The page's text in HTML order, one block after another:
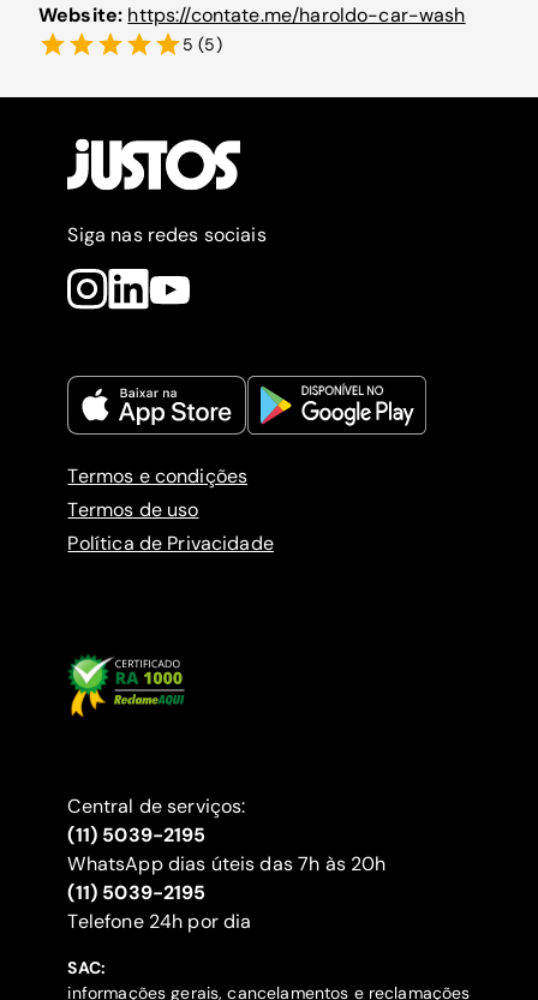
Website: https://contate.me/haroldo-car-wash
5 (5)
Siga nas redes sociais
Termos e condições
Termos de uso
Política de Privacidade
Central de serviços:
(11) 5039-2195
WhatsApp dias úteis das 7h às 20h
(11) 5039-2195
‍Telefone 24h por dia
SAC:
informações gerais, cancelamentos e reclamações